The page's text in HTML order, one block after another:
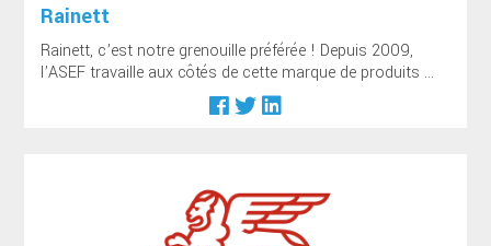
Rainett
Rainett, c’est notre grenouille préférée ! Depuis 2009,
l’ASEF travaille aux côtés de cette marque de produits ...